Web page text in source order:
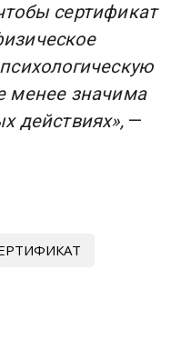
сертификат
менее значима
действиях»,—